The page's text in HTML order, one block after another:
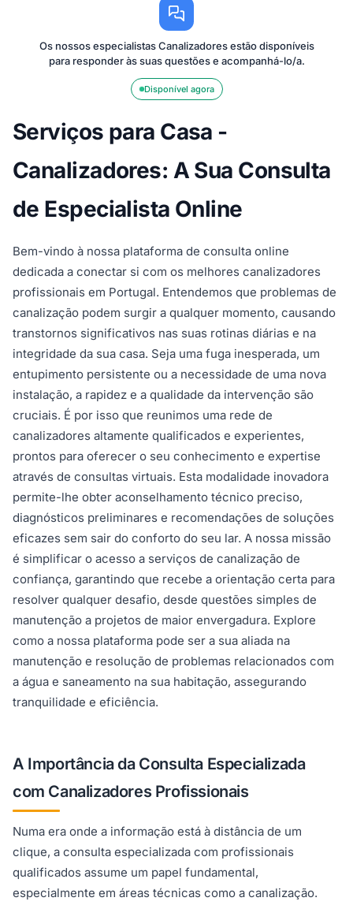
Os nossos especialistas Canalizadores estão disponíveis
para responder às suas questões e acompanhá-lo/a.
Disponível agora
Serviços para Casa -
Canalizadores: A Sua Consulta
de Especialista Online
Bem-vindo à nossa plataforma de consulta online
dedicada a conectar si com os melhores canalizadores
profissionais em Portugal. Entendemos que problemas de
canalização podem surgir a qualquer momento, causando
transtornos significativos nas suas rotinas diárias e na
integridade da sua casa. Seja uma fuga inesperada, um
entupimento persistente ou a necessidade de uma nova
instalação, a rapidez e a qualidade da intervenção são
cruciais. É por isso que reunimos uma rede de
canalizadores altamente qualificados e experientes,
prontos para oferecer o seu conhecimento e expertise
através de consultas virtuais. Esta modalidade inovadora
permite-lhe obter aconselhamento técnico preciso,
diagnósticos preliminares e recomendações de soluções
eficazes sem sair do conforto do seu lar. A nossa missão
é simplificar o acesso a serviços de canalização de
confiança, garantindo que recebe a orientação certa para
resolver qualquer desafio, desde questões simples de
manutenção a projetos de maior envergadura. Explore
como a nossa plataforma pode ser a sua aliada na
manutenção e resolução de problemas relacionados com
a água e saneamento na sua habitação, assegurando
tranquilidade e eficiência.
A Importância da Consulta Especializada
com Canalizadores Profissionais
Numa era onde a informação está à distância de um
clique, a consulta especializada com profissionais
qualificados assume um papel fundamental,
especialmente em áreas técnicas como a canalização.